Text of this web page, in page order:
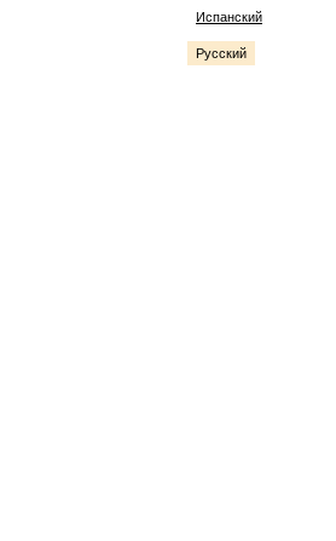
Испанский
Русский